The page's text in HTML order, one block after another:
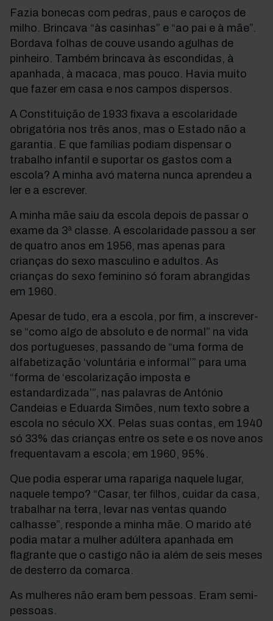
Fazia bonecas com pedras, paus e caroços de
milho. Brincava “às casinhas” e “ao pai e à mãe”.
Bordava folhas de couve usando agulhas de
pinheiro. Também brincava às escondidas, à
apanhada, à macaca, mas pouco. Havia muito
que fazer em casa e nos campos dispersos.
A Constituição de 1933 fixava a escolaridade
obrigatória nos três anos, mas o Estado não a
garantia. E que famílias podiam dispensar o
trabalho infantil e suportar os gastos com a
escola? A minha avó materna nunca aprendeu a
ler e a escrever.
A minha mãe saiu da escola depois de passar o
exame da 3ª classe. A escolaridade passou a ser
de quatro anos em 1956, mas apenas para
crianças do sexo masculino e adultos. As
crianças do sexo feminino só foram abrangidas
em 1960.
Apesar de tudo, era a escola, por fim, a inscrever-
se “como algo de absoluto e de normal” na vida
dos portugueses, passando de “uma forma de
alfabetização ‘voluntária e informal’” para uma
“forma de ‘escolarização imposta e
estandardizada’”, nas palavras de António
Candeias e Eduarda Simões, num texto sobre a
escola no século XX. Pelas suas contas, em 1940
só 33% das crianças entre os sete e os nove anos
frequentavam a escola; em 1960, 95%.
Que podia esperar uma rapariga naquele lugar,
naquele tempo? “Casar, ter filhos, cuidar da casa,
trabalhar na terra, levar nas ventas quando
calhasse”, responde a minha mãe. O marido até
podia matar a mulher adúltera apanhada em
flagrante que o castigo não ia além de seis meses
de desterro da comarca.
As mulheres não eram bem pessoas. Eram semi-
pessoas.